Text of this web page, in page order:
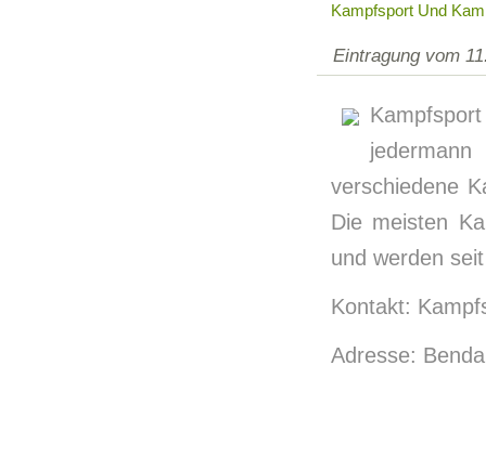
Kampfsport Und
Eintragung vom
verschiedene
Die meisten
und werden
Kontakt:
Adresse: